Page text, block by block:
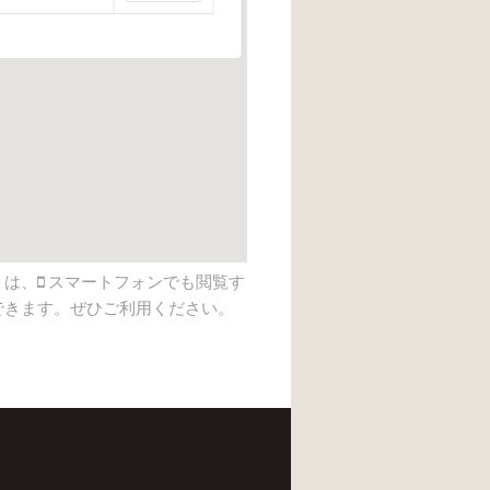
、
スマートフォンでも閲覧す
ます。ぜひご利用ください。